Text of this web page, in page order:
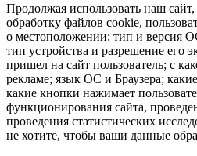
Продолжая использовать наш сайт,
обработку файлов cookie,
о местоположении; тип и версия
тип устройства и разрешение его
пришел на сайт пользователь; с
рекламе; язык ОС и Браузера;
какие кнопки нажимает
функционирования сайта,
проведения статистических
не хотите, чтобы ваши данные